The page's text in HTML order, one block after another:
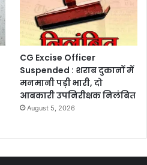
CG Excise Officer
Suspended : शराब दुकानों में
मनमानी पड़ी भारी, दो
आबकारी उपनिरीक्षक निलंबित
August 5, 2026